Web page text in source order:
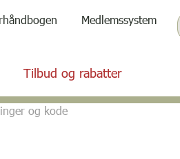
Medlemssystem
Tilbud og rabatter
og kode